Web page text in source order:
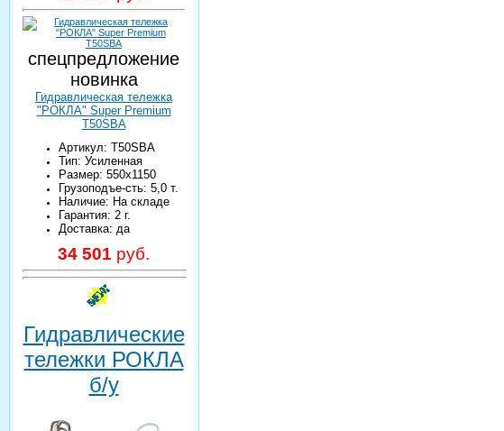
спецпредложение
новинка
Гидравлическая тележка
"РОКЛА" Super Premium
T50SBA
Артикул: T50SBA
Тип: Усиленная
Размер: 550х1150
Грузоподъе-сть: 5,0 т.
Наличие: На складе
Гарантия: 2 г.
Доставка: да
34 501 руб.
Гидравлические
тележки РОКЛА
б/у